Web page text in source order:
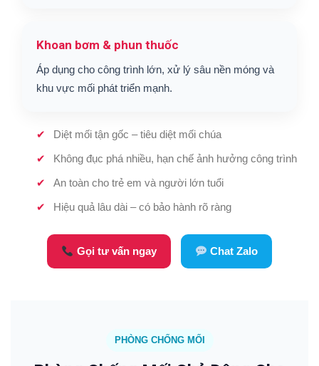
Khoan bơm & phun thuốc
Áp dụng cho công trình lớn, xử lý sâu nền móng và
khu vực mối phát triển mạnh.
Diệt mối tận gốc – tiêu diệt mối chúa
Không đục phá nhiều, hạn chế ảnh hưởng công trình
An toàn cho trẻ em và người lớn tuổi
Hiệu quả lâu dài – có bảo hành rõ ràng
Gọi tư vấn ngay Chat Zalo
PHÒNG CHỐNG MỐI